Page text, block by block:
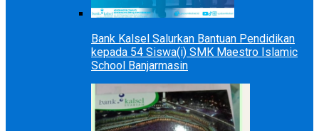
Bank Kalsel Salurkan Bantuan Pendidikan
kepada 54 Siswa(i) SMK Maestro Islamic
School Banjarmasin